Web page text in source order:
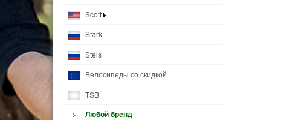
Scott
Stark
Stels
Велосипеды со скидкой
TSB
Любой бренд